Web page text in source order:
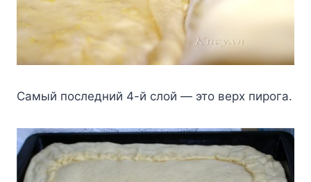
Самый последний 4-й слой — это верх пирога.